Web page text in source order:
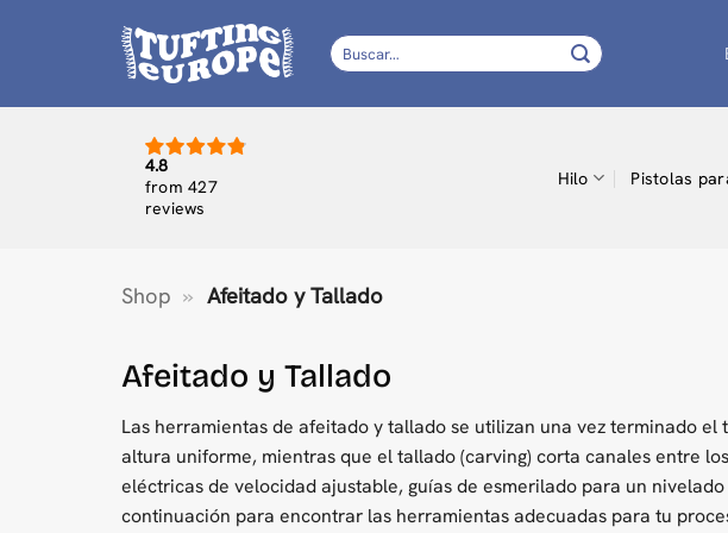
Buscar
por:
4.8
from 427
reviews
Hilo Pistolas
Shop » Afeitado y Tallado
Afeitado y Tallado
Las herramientas de afeitado y tallado se utilizan una vez terminado
altura uniforme, mientras que el tallado (carving) corta canales entre
eléctricas de velocidad ajustable, guías de esmerilado para un
continuación para encontrar las herramientas adecuadas para tu